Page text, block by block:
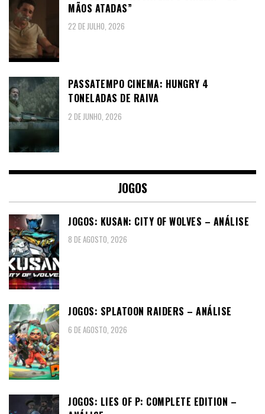
MÃOS ATADAS”
22 DE JULHO, 2026
PASSATEMPO CINEMA: HUNGRY 4
TONELADAS DE RAIVA
2 DE JUNHO, 2026
JOGOS
JOGOS: KUSAN: CITY OF WOLVES – ANÁLISE
8 DE AGOSTO, 2026
JOGOS: SPLATOON RAIDERS – ANÁLISE
6 DE AGOSTO, 2026
JOGOS: LIES OF P: COMPLETE EDITION –